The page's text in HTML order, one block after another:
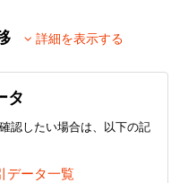
移 詳細を表示する
タ
認したい場合は、以下の記
データ一覧